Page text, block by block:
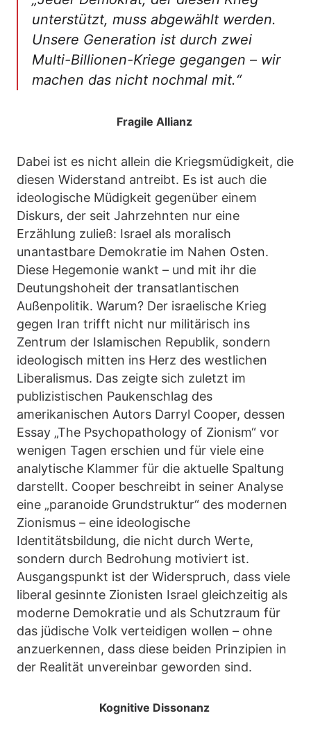
unterstützt, muss abgewählt werden.
Unsere Generation ist durch zwei
Multi-Billionen-Kriege gegangen – wir
machen das nicht nochmal mit.“
Fragile Allianz
Dabei ist es nicht allein die Kriegsmüdigkeit, die
diesen Widerstand antreibt. Es ist auch die
ideologische Müdigkeit gegenüber einem
Diskurs, der seit Jahrzehnten nur eine
Erzählung zuließ: Israel als moralisch
unantastbare Demokratie im Nahen Osten.
Diese Hegemonie wankt – und mit ihr die
Deutungshoheit der transatlantischen
Außenpolitik. Warum? Der israelische Krieg
gegen Iran trifft nicht nur militärisch ins
Zentrum der Islamischen Republik, sondern
ideologisch mitten ins Herz des westlichen
Liberalismus. Das zeigte sich zuletzt im
publizistischen Paukenschlag des
amerikanischen Autors Darryl Cooper, dessen
Essay „The Psychopathology of Zionism“ vor
wenigen Tagen erschien und für viele eine
analytische Klammer für die aktuelle Spaltung
darstellt. Cooper beschreibt in seiner Analyse
eine „paranoide Grundstruktur“ des modernen
Zionismus – eine ideologische
Identitätsbildung, die nicht durch Werte,
sondern durch Bedrohung motiviert ist.
Ausgangspunkt ist der Widerspruch, dass viele
liberal gesinnte Zionisten Israel gleichzeitig als
moderne Demokratie und als Schutzraum für
das jüdische Volk verteidigen wollen – ohne
anzuerkennen, dass diese beiden Prinzipien in
der Realität unvereinbar geworden sind.
Kognitive Dissonanz